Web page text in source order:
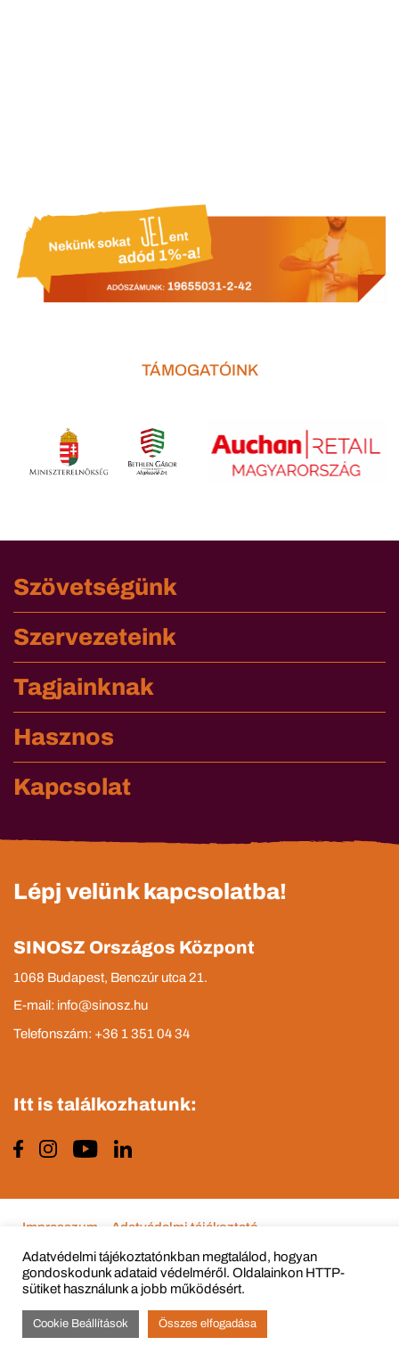
TÁMOGATÓINK
Szövetségünk
Szervezeteink
Tagjainknak
Hasznos
Kapcsolat
Lépj velünk kapcsolatba!
SINOSZ Országos Központ
1068 Budapest, Benczúr utca 21.
E-mail: info@sinosz.hu
Telefonszám: +36 1 351 04 34
Itt is találkozhatunk:
© Copyright 2015 - 2022 All Rights Reserved
Impresszum Adatvédelmi tájékoztató
Adatvédelmi tájékoztatónkban megtalálod, hogyan
gondoskodunk adataid védelméről. Oldalainkon HTTP-
sütiket használunk a jobb működésért.
Cookie Beállítások Összes elfogadása